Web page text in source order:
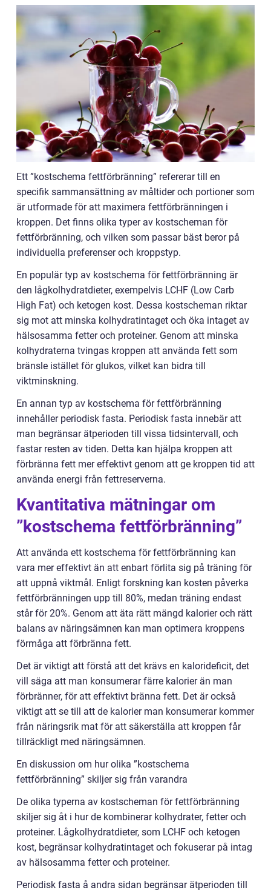
Ett ”kostschema fettförbränning” refererar till en
specifik sammansättning av måltider och portioner som
är utformade för att maximera fettförbränningen i
kroppen. Det finns olika typer av kostscheman för
fettförbränning, och vilken som passar bäst beror på
individuella preferenser och kroppstyp.
En populär typ av kostschema för fettförbränning är
den lågkolhydratdieter, exempelvis LCHF (Low Carb
High Fat) och ketogen kost. Dessa kostscheman riktar
sig mot att minska kolhydratintaget och öka intaget av
hälsosamma fetter och proteiner. Genom att minska
kolhydraterna tvingas kroppen att använda fett som
bränsle istället för glukos, vilket kan bidra till
viktminskning.
En annan typ av kostschema för fettförbränning
innehåller periodisk fasta. Periodisk fasta innebär att
man begränsar ätperioden till vissa tidsintervall, och
fastar resten av tiden. Detta kan hjälpa kroppen att
förbränna fett mer effektivt genom att ge kroppen tid att
använda energi från fettreserverna.
Kvantitativa mätningar om
”kostschema fettförbränning”
Att använda ett kostschema för fettförbränning kan
vara mer effektivt än att enbart förlita sig på träning för
att uppnå viktmål. Enligt forskning kan kosten påverka
fettförbränningen upp till 80%, medan träning endast
står för 20%. Genom att äta rätt mängd kalorier och rätt
balans av näringsämnen kan man optimera kroppens
förmåga att förbränna fett.
Det är viktigt att förstå att det krävs en kalorideficit, det
vill säga att man konsumerar färre kalorier än man
förbränner, för att effektivt bränna fett. Det är också
viktigt att se till att de kalorier man konsumerar kommer
från näringsrik mat för att säkerställa att kroppen får
tillräckligt med näringsämnen.
En diskussion om hur olika ”kostschema
fettförbränning” skiljer sig från varandra
De olika typerna av kostscheman för fettförbränning
skiljer sig åt i hur de kombinerar kolhydrater, fetter och
proteiner. Lågkolhydratdieter, som LCHF och ketogen
kost, begränsar kolhydratintaget och fokuserar på intag
av hälsosamma fetter och proteiner.
Periodisk fasta å andra sidan begränsar ätperioden till